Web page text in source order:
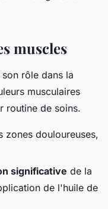
muscles
son rôle dans la
musculaires
routine de soins.
zones douloureuses,
significative de la
de l'huile de